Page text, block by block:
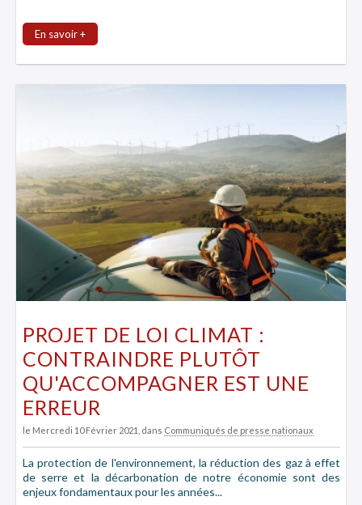
En savoir +
PROJET DE LOI CLIMAT :
CONTRAINDRE PLUTÔT
QU'ACCOMPAGNER EST UNE
ERREUR
le Mercredi 10 Février 2021 , dans Communiqués de presse nationaux
La protection de l'environnement, la réduction des gaz à effet
de serre et la décarbonation de notre économie sont des
enjeux fondamentaux pour les années...